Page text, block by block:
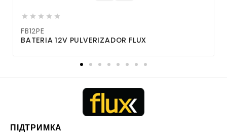
    
FB12PE
BATERIA 12V PULVERIZADOR FLUX
ПІДТРИМКА